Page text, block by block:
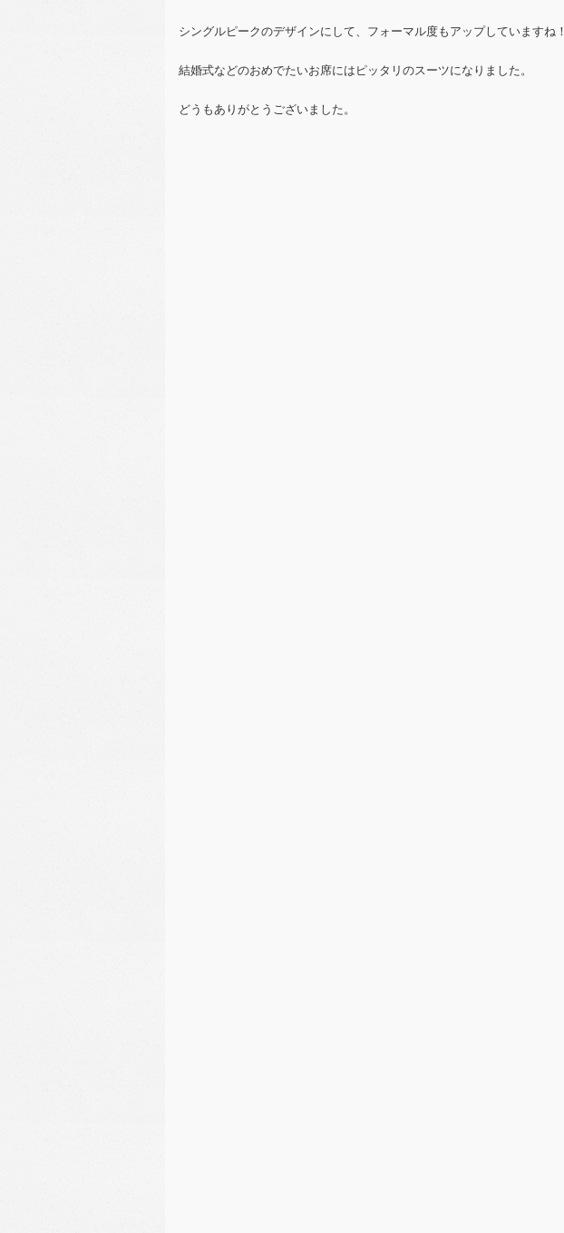
シングルピークのデザインにして、フォーマル度もアップしていますね！
結婚式などのおめでたいお席にはピッタリのスーツになりました。
どうもありがとうございました。